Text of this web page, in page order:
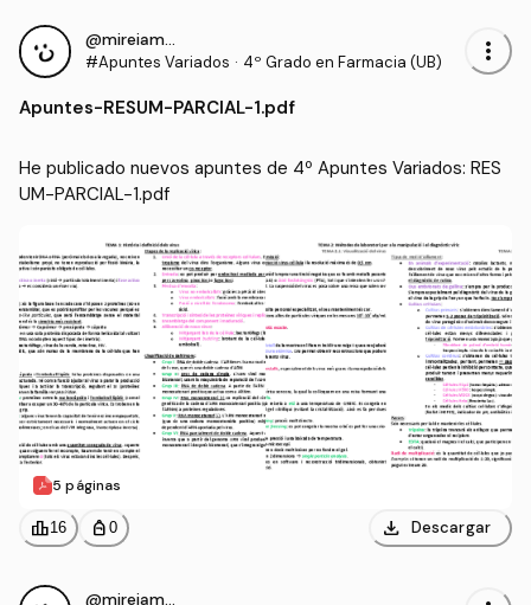
@mireiamartin
#Apuntes Variados · 4º Grado en Farmacia (UB) more_vert
Apuntes-RESUM-PARCIAL-1.pdf
He publicado nuevos apuntes de 4º Apuntes Variados: RES
UM-PARCIAL-1.pdf
5 páginas
leaderboard16 personal_bag 0 download Descargar
@mireiamartin